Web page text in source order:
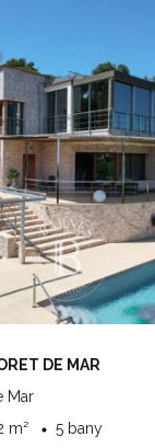
DE MAR
Mar
m²
5 bany